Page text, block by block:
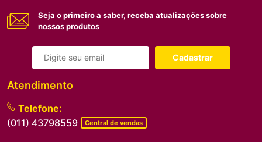
Seja o primeiro a saber, receba atualizações sobre
nossos produtos
Cadastrar
Atendimento
Telefone:
(011) 43798559
Central de vendas